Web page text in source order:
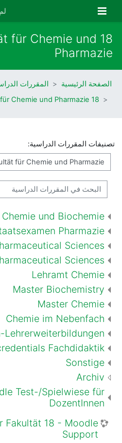
واجهة جانبية
für Chemie und
Pharmazie
الصفحة الرئيسية المقررات
18 Fakultät für Chemie und Pharmazie
تصنيفات المقررات الدراسية:
البحث في المقررات الدراسية
und Biochemie
Pharmazie
Sciences
Sciences
Lehramt Chemie
Master Biochemistry
Master Chemie
Chemie im Nebenfach
Lehrerweiterbildungen
Fachdidaktik
Sonstige
Archiv
Test-/Spielwiese für
DozentInnen
Fakultät 18 - Moodle
Support